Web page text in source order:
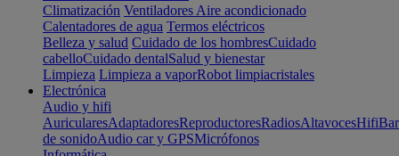
Climatización Ventiladores Aire acondicionado
Calentadores de agua Termos eléctricos
Belleza y salud Cuidado de los hombresCuidado
cabelloCuidado dentalSalud y bienestar
Limpieza Limpieza a vaporRobot limpiacristales
Electrónica
Audio y hifi
AuricularesAdaptadoresReproductoresRadiosAltavocesHifi
de sonidoAudio car y GPSMicrófonos